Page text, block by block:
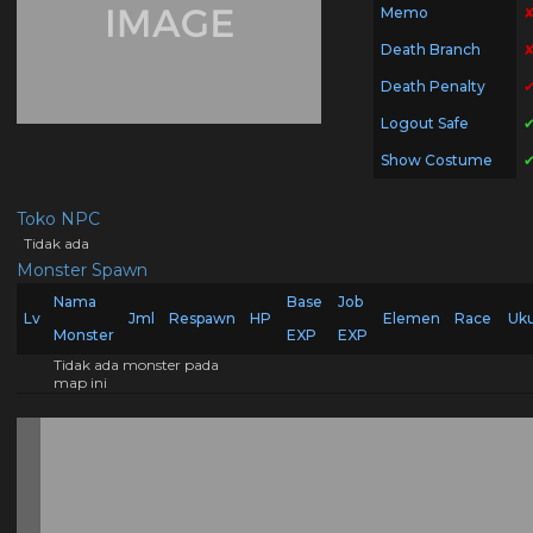
Memo
Death Branch
Death Penalty
Logout Safe
Show Costume
Toko NPC
Tidak ada
Monster Spawn
Lv
Nama
Monster
Jml Respawn HP
Base
EXP
Job
EXP
Elemen Race
Tidak ada monster pada
map ini